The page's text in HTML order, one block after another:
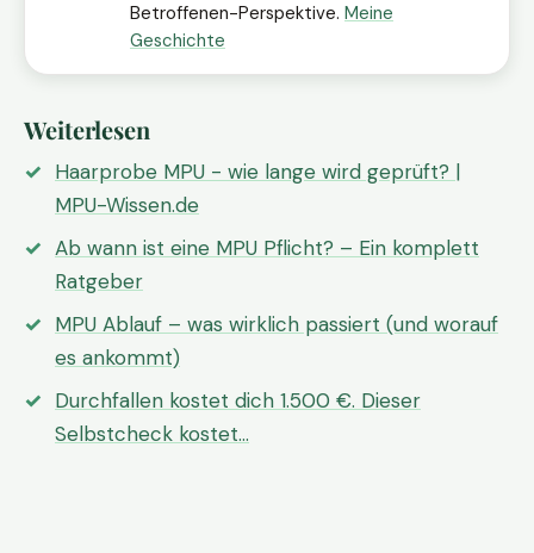
Betroffenen-Perspektive. Meine
Geschichte
Weiterlesen
Haarprobe MPU - wie lange wird geprüft? |
MPU-Wissen.de
Ab wann ist eine MPU Pflicht? – Ein komplett
Ratgeber
MPU Ablauf – was wirklich passiert (und worauf
es ankommt)
Durchfallen kostet dich 1.500 €. Dieser
Selbstcheck kostet…